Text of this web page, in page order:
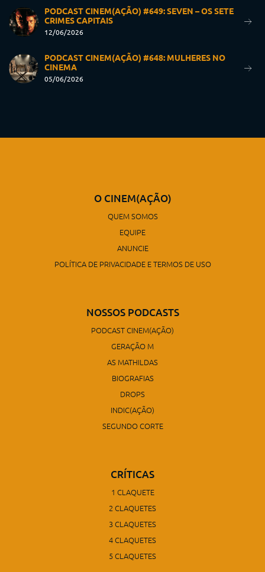
PODCAST CINEM(AÇÃO) #649: SEVEN – OS SETE
CRIMES CAPITAIS
12/06/2026
PODCAST CINEM(AÇÃO) #648: MULHERES NO
CINEMA
05/06/2026
O CINEM(AÇÃO)
QUEM SOMOS
EQUIPE
ANUNCIE
POLÍTICA DE PRIVACIDADE E TERMOS DE USO
NOSSOS PODCASTS
PODCAST CINEM(AÇÃO)
GERAÇÃO M
AS MATHILDAS
BIOGRAFIAS
DROPS
INDIC(AÇÃO)
SEGUNDO CORTE
CRÍTICAS
1 CLAQUETE
2 CLAQUETES
3 CLAQUETES
4 CLAQUETES
5 CLAQUETES